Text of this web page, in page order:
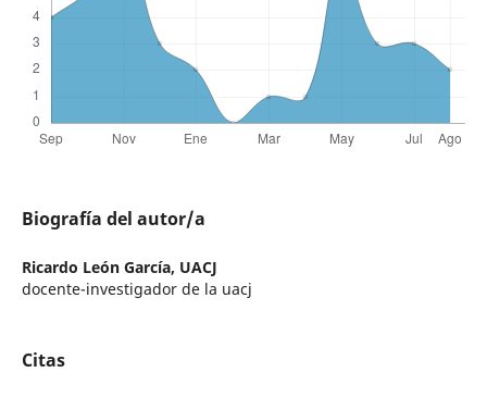
Biografía del autor/a
Ricardo León García, UACJ
docente-investigador de la uacj
Citas